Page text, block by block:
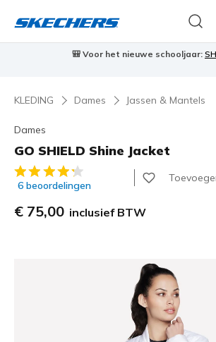
Skechers VIP:45 dagen retourrecht voor
KLEDING Dames Jassen & Mantels
Dames
GO SHIELD Shine Jacket
5 van de 5 klantbeoordelingen
6 beoordelingen
€ 75,00 inclusief BTW